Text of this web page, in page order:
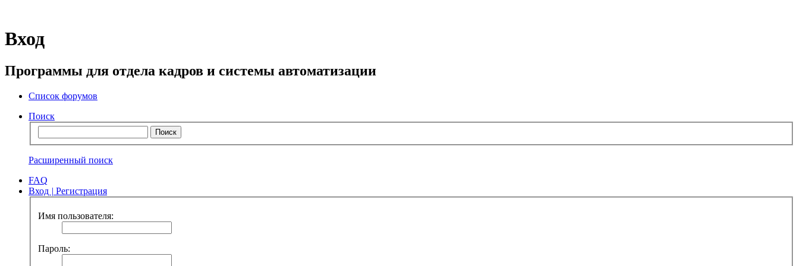
Вход
Программы для отдела кадров и системы автоматизации
Список форумов
Поиск
Расширенный поиск
FAQ
Вход | Регистрация
Имя пользователя:
Пароль: